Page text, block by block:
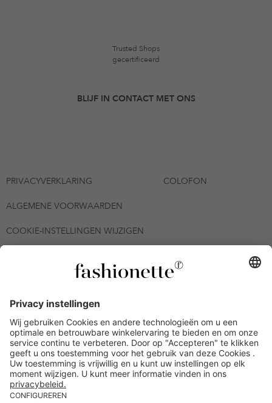
Trusted Shops
gecertificeerd
BLIJF IN CONTACT MET ONS
PRIVACYVERKLARING COLOFON
ALGEMENE VOORWAARDEN
COOKIE-INSTELLINGEN WIJZIGEN
© 2026 - fashionette Plattform GmbH
inwisselbaar op alle artikelen op de pagina
fashionette.nl/selected-styles. De voorwaarden zoals vastgelegd in
artikel 9 van de algemene voorwaarden zijn van toepassing.
Bepaalde merken en artikelen kunnen uitgesloten zijn.
Kredietwaardigheid nodig. Alle prijzen inclusief btw en zonder
verzendkosten. De personen die genoemd of gepresenteerd zijn,
hebben geen van de aangeboden producten op de site